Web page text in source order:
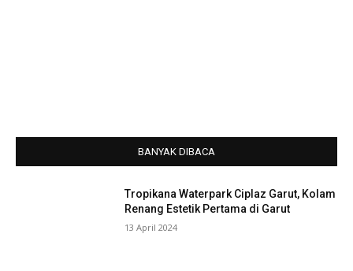
BANYAK DIBACA
Tropikana Waterpark Ciplaz Garut, Kolam
Renang Estetik Pertama di Garut
13 April 2024